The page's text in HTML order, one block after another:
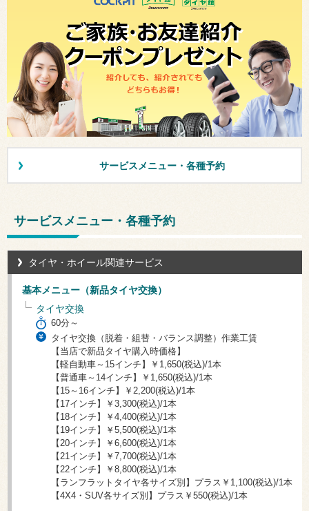
サービスメニュー・各種予約
サービスメニュー・各種予約
タイヤ・ホイール関連サービス
基本メニュー（新品タイヤ交換）
タイヤ交換
60分～
タイヤ交換（脱着・組替・バランス調整）作業工賃
【当店で新品タイヤ購入時価格】
【軽自動車～15インチ】￥1,650(税込)/1本
【普通車～14インチ】￥1,650(税込)/1本
【15～16インチ】￥2,200(税込)/1本
【17インチ】￥3,300(税込)/1本
【18インチ】￥4,400(税込)/1本
【19インチ】￥5,500(税込)/1本
【20インチ】￥6,600(税込)/1本
【21インチ】￥7,700(税込)/1本
【22インチ】￥8,800(税込)/1本
【ランフラットタイヤ各サイズ別】プラス￥1,100(税込)/1本
【4X4・SUV各サイズ別】プラス￥550(税込)/1本